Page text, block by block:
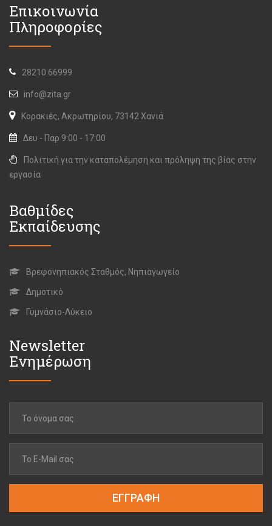
Επικοινωνία
Πληροφορίες
28210 66999
info@zita.gr
Κορακιές, Ακρωτηρίου, 73142 Χανιά
Δευ - Παρ 9:00 - 17:00
Πολιτική για την καταπολέμηση και πρόληψη της βίας στην
εργασία
Βαθμίδες
Εκπαίδευσης
Βρεφονηπιακός Σταθμός, Νηπιαγωγείο
Δημοτικό
Γυμνάσιο-Λύκειο
Newsletter
Ενημέρωση
ΕΓΓΡΑΦΗ